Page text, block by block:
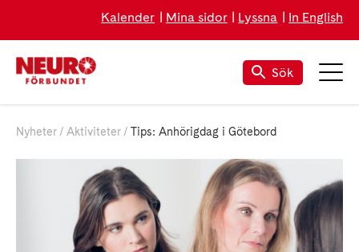
Kalender Mina sidor Lyssna In English
Sök
Nyheter Aktiviteter Tips: Anhörigdag i Götebord